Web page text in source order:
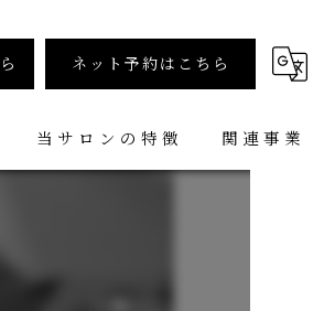
ネット予約はこちら
当サロンの特徴 関連事業
正コルギ専門店 小顔堂 福岡天神店